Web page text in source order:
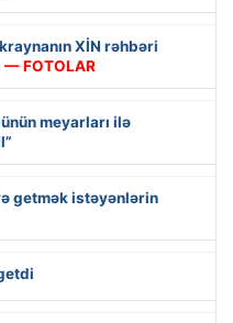
XİN rəhbəri
— FOTOLAR
meyarları ilə
getmək istəyənlərin